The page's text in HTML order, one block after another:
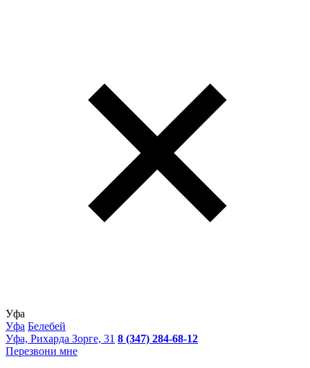
Уфа
Уфа Белебей
Уфа, Рихарда Зорге, 31 8 (347) 284-68-12
Перезвони мне